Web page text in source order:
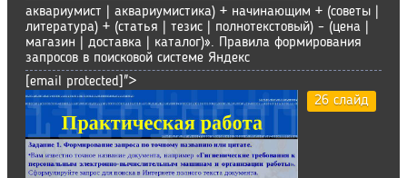
аквариумист | аквариумистика) + начинающим + (советы |
литература) + (статья | тезис | полнотекстовый) – (цена |
магазин | доставка | каталог)». Правила формирования
запросов в поисковой системе Яндекс
[email protected]">
26 слайд